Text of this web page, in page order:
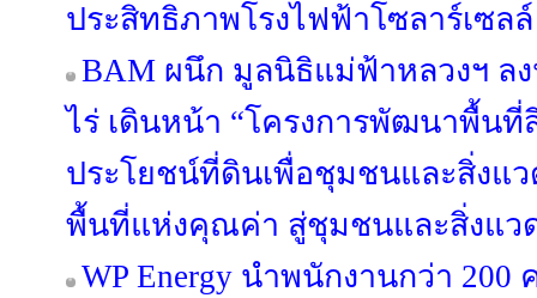
ประสิทธิภาพโรงไฟฟ้าโซลาร์เซลล์
BAM ผนึก มูลนิธิแม่ฟ้าหลวงฯ ลง
ไร่ เดินหน้า “โครงการพัฒนาพื้นที่
ประโยชน์ที่ดินเพื่อชุมชนและสิ่งแว
พื้นที่แห่งคุณค่า สู่ชุมชนและสิ่งแว
WP Energy นำพนักงานกว่า 200